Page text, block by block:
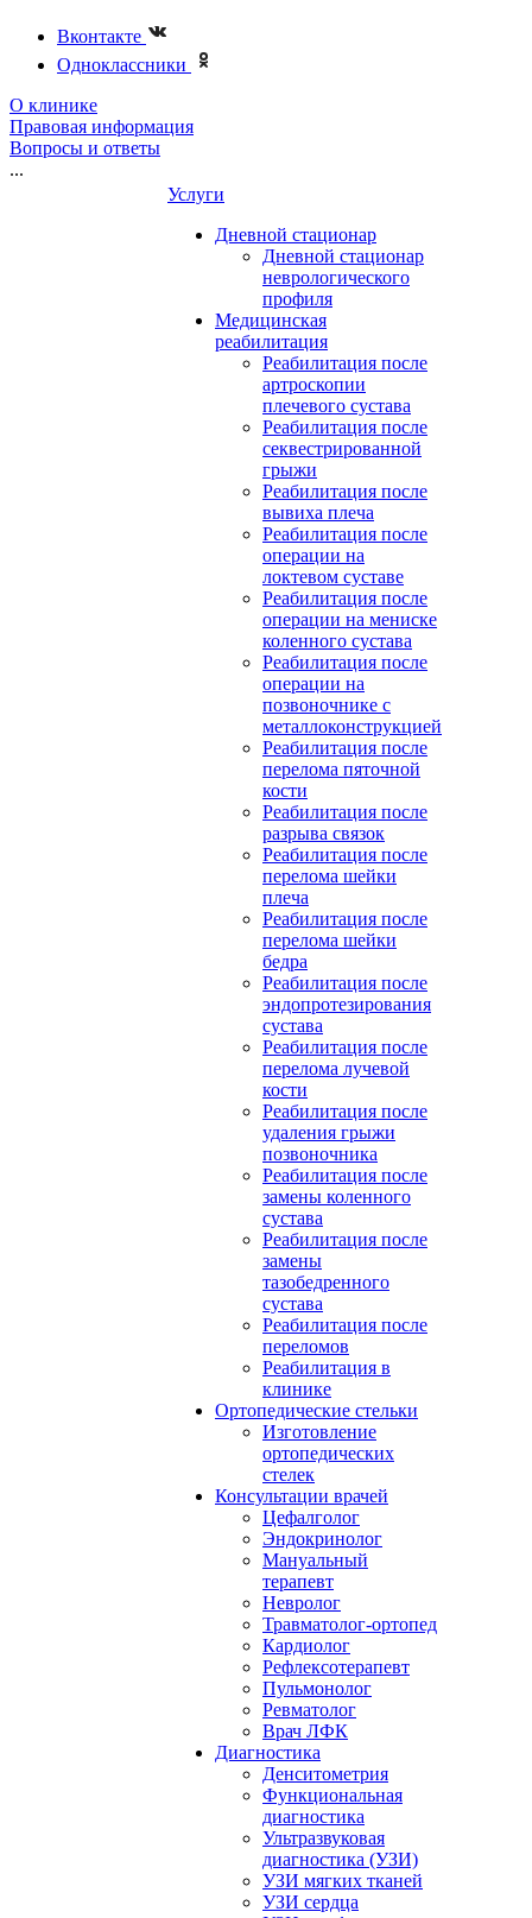
Вконтакте
Одноклассники
О клинике
Правовая информация
Вопросы и ответы
...
Услуги
Дневной стационар
Дневной стационар
неврологического
профиля
Медицинская
реабилитация
Реабилитация после
артроскопии
плечевого сустава
Реабилитация после
секвестрированной
грыжи
Реабилитация после
вывиха плеча
Реабилитация после
операции на
локтевом суставе
Реабилитация после
операции на мениске
коленного сустава
Реабилитация после
операции на
позвоночнике с
металлоконструкцией
Реабилитация после
перелома пяточной
кости
Реабилитация после
разрыва связок
Реабилитация после
перелома шейки
плеча
Реабилитация после
перелома шейки
бедра
Реабилитация после
эндопротезирования
сустава
Реабилитация после
перелома лучевой
кости
Реабилитация после
удаления грыжи
позвоночника
Реабилитация после
замены коленного
сустава
Реабилитация после
замены
тазобедренного
сустава
Реабилитация после
переломов
Реабилитация в
клинике
Ортопедические стельки
Изготовление
ортопедических
стелек
Консультации врачей
Цефалголог
Эндокринолог
Мануальный
терапевт
Невролог
Травматолог-ортопед
Кардиолог
Рефлексотерапевт
Пульмонолог
Ревматолог
Врач ЛФК
Диагностика
Денситометрия
Функциональная
диагностика
Ультразвуковая
диагностика (УЗИ)
УЗИ мягких тканей
УЗИ сердца